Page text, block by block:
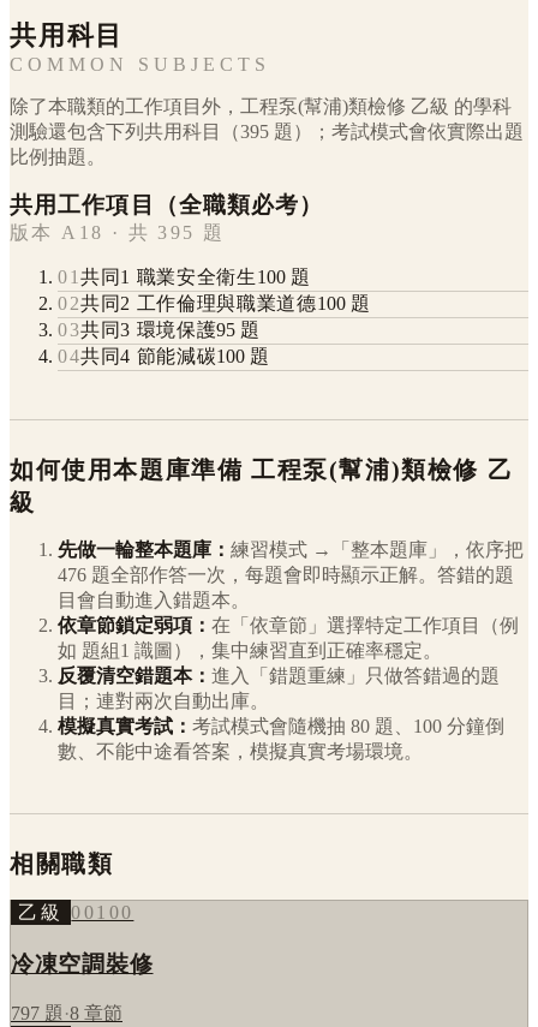
共用科目
COMMON SUBJECTS
除了本職類的工作項目外， 工程泵(幫浦)類檢修 乙級 的學科
測驗還包含下列共用科目（395 題）；考試模式會依實際出題
比例抽題。
共用工作項目（全職類必考）
版本 A18 · 共 395 題
01共同1 職業安全衛生100題
02共同2 工作倫理與職業道德100題
03共同3 環境保護95 題
04共同4 節能減碳100 題
如何使用本題庫準備工程泵(幫浦)類檢修 乙
級
先做一輪整本題庫： 練習模式 →「整本題庫」，依序把
476 題全部作答一次，每題會即時顯示正解。答錯的題
目會自動進入錯題本。
依章節鎖定弱項： 在「依章節」選擇特定工作項目（例
如 題組1 識圖 ），集中練習直到正確率穩定。
反覆清空錯題本： 進入「錯題重練」只做答錯過的題
目；連對兩次自動出庫。
模擬真實考試： 考試模式會隨機抽 80 題、100 分鐘倒
數、不能中途看答案，模擬真實考場環境。
相關職類
乙級 00100
冷凍空調裝修
797 題 ·8 章節